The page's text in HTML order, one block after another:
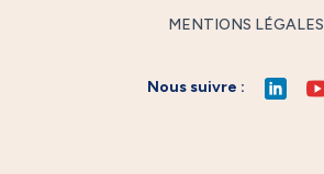
MENTIONS LÉGALES
Nous suivre :